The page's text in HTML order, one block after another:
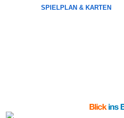
SPIELPLAN & KARTEN